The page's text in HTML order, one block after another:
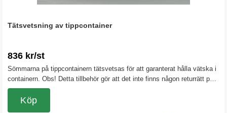
Tätsvetsning av tippcontainer
836 kr/st
Sömmarna på tippcontainern tätsvetsas för att garanterat hålla vätska i
containern. Obs! Detta tillbehör gör att det inte finns någon returrätt på
tippcontainern.
Köp